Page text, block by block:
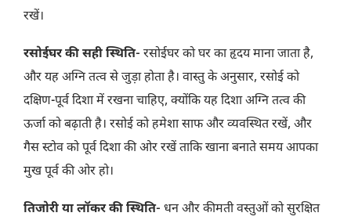
रखें।
रसोईघर की सही स्थिति- रसोईघर को घर का हृदय माना जाता है,
और यह अग्नि तत्व से जुड़ा होता है। वास्तु के अनुसार, रसोई को
दक्षिण-पूर्व दिशा में रखना चाहिए, क्योंकि यह दिशा अग्नि तत्व की
ऊर्जा को बढ़ाती है। रसोई को हमेशा साफ और व्यवस्थित रखें, और
गैस स्टोव को पूर्व दिशा की ओर रखें ताकि खाना बनाते समय आपका
मुख पूर्व की ओर हो।
तिजोरी या लॉकर की स्थिति- धन और कीमती वस्तुओं को सुरक्षित